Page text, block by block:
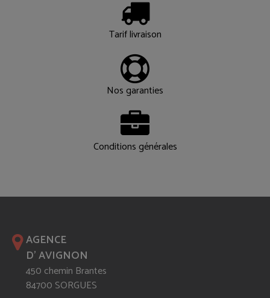
Tarif livraison
Nos garanties
Conditions générales
AGENCE
D' AVIGNON
450 chemin Brantes
84700 SORGUES